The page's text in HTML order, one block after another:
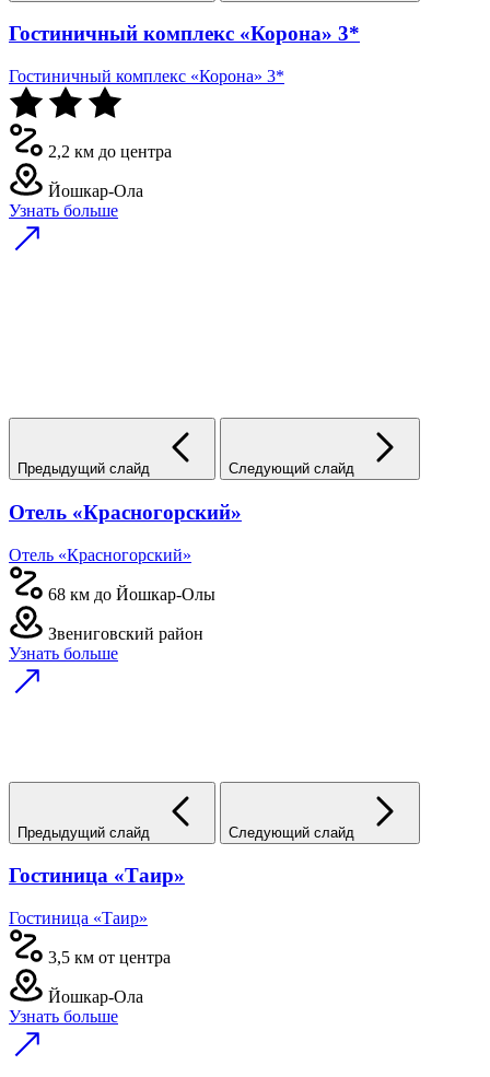
Гостиничный комплекс «Корона» 3*
Гостиничный комплекс «Корона» 3*
2,2 км до центра
Йошкар-Ола
Узнать больше
Предыдущий слайд Следующий слайд
Отель «Красногорский»
Отель «Красногорский»
68 км до Йошкар-Олы
Звениговский район
Узнать больше
Предыдущий слайд Следующий слайд
Гостиница «Таир»
Гостиница «Таир»
3,5 км от центра
Йошкар-Ола
Узнать больше